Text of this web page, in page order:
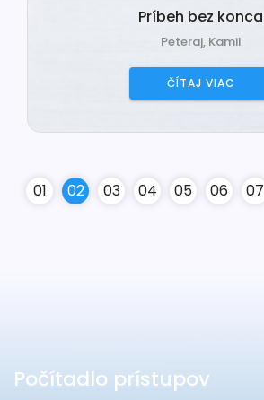
Príbeh bez konca
Peteraj, Kamil
ČÍTAJ VIAC
01 02 03 04 05 06 07
Počítadlo prístupov